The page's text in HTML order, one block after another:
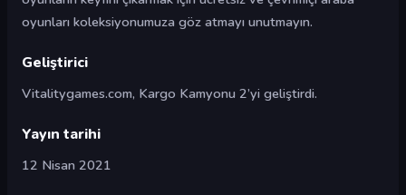
oyunları koleksiyonumuza göz atmayı unutmayın.
Geliştirici
Vitalitygames.com, Kargo Kamyonu 2’yi geliştirdi.
Yayın tarihi
12 Nisan 2021